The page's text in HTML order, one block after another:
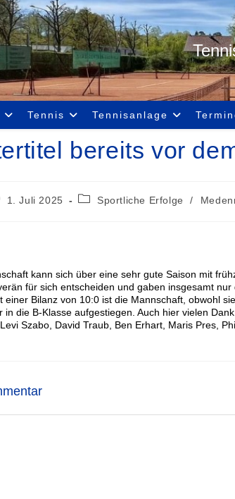
Tennis Tennisanlage
bereits vor
1. Juli 2025 Sportliche Erfolge /
kann sich über eine sehr gute Saison mit
für sich entscheiden und gaben insgesamt
einer Bilanz von 10:0 ist die Mannschaft, obwohl
in die B-Klasse aufgestiegen. Auch hier vielen
Szabo, David Traub, Ben Erhart, Maris Pres,